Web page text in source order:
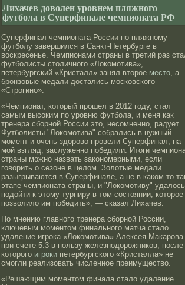
Лихачев доволен уровнем пляжного
футбола в Суперфинале чемпионата РФ
Суперфинал чемпионата России по пляжному
футболу завершился в Санкт-Петербурге в
воскресенье. Чемпионами страны в третий раз
футболисты столичного «Локомотива»,
петербургский «Кристалл» занял второе место, а
бронзовые медали достались московского
«Строгино».
«Чемпионат, который прошел в 2012 году, стал
самым высоким по уровню футбола, и меня как
тренера сборной России это, несомненно, радует.
Футболисты "Локомотива" собрались в нужный
момент и очень здорово провели Суперфинал, на
мой взгляд, заслуженно победили. Итоги
страны можно назвать закономерными, если
говорить о сезоне в целом. Золотые медали
разыгрываются в Суперфинале, а не в каком-то
этапе чемпионата страны, и "Локомотиву" удалось
подойти к этому турниру в том состоянии, которое
позволило им победить», — сказал Лихачев.
По мнению главного тренера сборной России,
ключевым моментом финального матча стало
удаление игрока «Локомотива» Алексея Макарова
при счете 5:3 в пользу железнодорожников, после
которого игроки петербургского «Кристалла» не
смогли реализовать численное преимущество.
«Решающим моментом финала стало удаление